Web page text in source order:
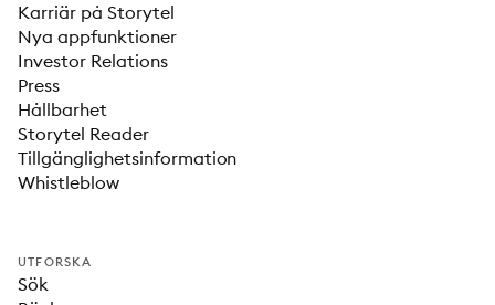
Karriär på Storytel
Nya appfunktioner
Investor Relations
Press
Hållbarhet
Storytel Reader
Tillgänglighetsinformation
Whistleblow
UTFORSKA
Sök